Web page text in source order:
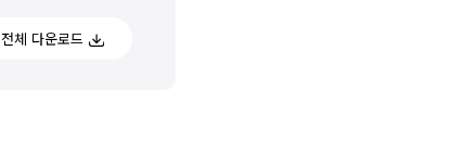
전체 다운로드